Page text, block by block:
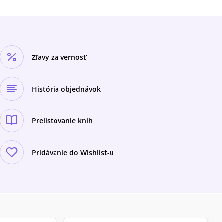
Zľavy za vernosť
História objednávok
Prelistovanie kníh
Pridávanie do Wishlist-u